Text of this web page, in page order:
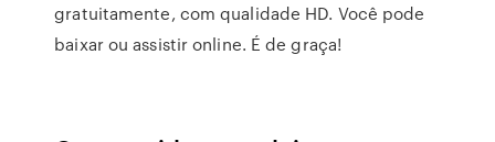
gratuitamente, com qualidade HD. Você pode
baixar ou assistir online. É de graça!